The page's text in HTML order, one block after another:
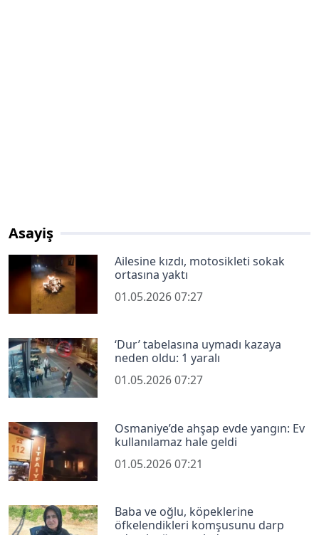
Asayiş
Ailesine kızdı, motosikleti sokak
ortasına yaktı
01.05.2026 07:27
‘Dur’ tabelasına uymadı kazaya
neden oldu: 1 yaralı
01.05.2026 07:27
Osmaniye’de ahşap evde yangın: Ev
kullanılamaz hale geldi
01.05.2026 07:21
Baba ve oğlu, köpeklerine
öfkelendikleri komşusunu darp